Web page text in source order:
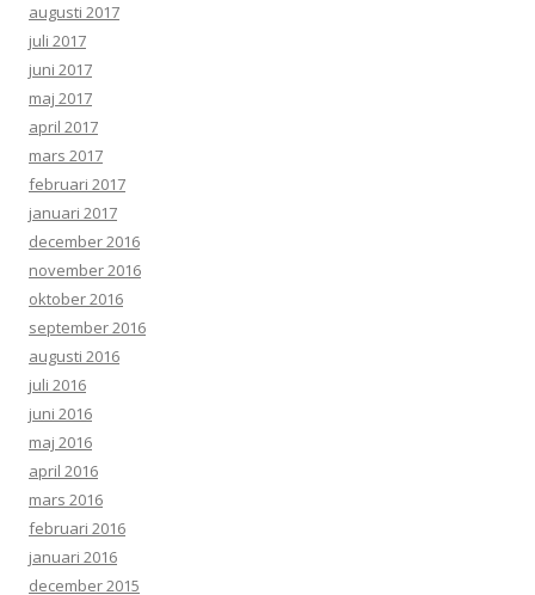
augusti 2017
juli 2017
juni 2017
maj 2017
april 2017
mars 2017
februari 2017
januari 2017
december 2016
november 2016
oktober 2016
september 2016
augusti 2016
juli 2016
juni 2016
maj 2016
april 2016
mars 2016
februari 2016
januari 2016
december 2015